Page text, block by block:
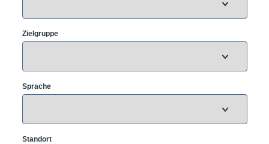
Zielgruppe
Sprache
Standort